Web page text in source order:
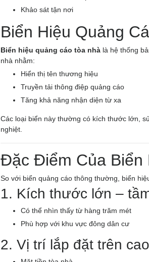
Khảo sát tận nơi
Biển Hiệu Quảng
Biển hiệu quảng cáo tòa nhà là hệ thống
nhà nhằm:
Hiển thị tên thương hiệu
Truyền tải thông điệp quảng cáo
Tăng khả năng nhận diện từ xa
Các loại biển này thường có kích thước lớn,
nghiệt.
Đặc Điểm Của Biển
So với biển quảng cáo thông thường, biển
1. Kích thước lớn –
Có thể nhìn thấy từ hàng trăm mét
Phù hợp với khu vực đông dân cư
2. Vị trí lắp đặt trên cao